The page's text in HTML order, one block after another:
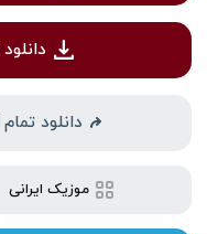
دانلود
موزیک ایرانی